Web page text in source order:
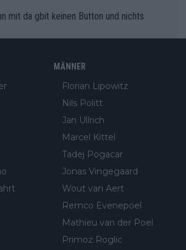
mit da gbit keinen Button und nichts
MÄNNER
Florian Lipowitz
Nils Politt
Jan Ullrich
Marcel Kittel
Tadej Pogacar
Jonas Vingegaard
Wout van Aert
Remco Evenepoel
Mathieu van der Poel
Primoz Roglic